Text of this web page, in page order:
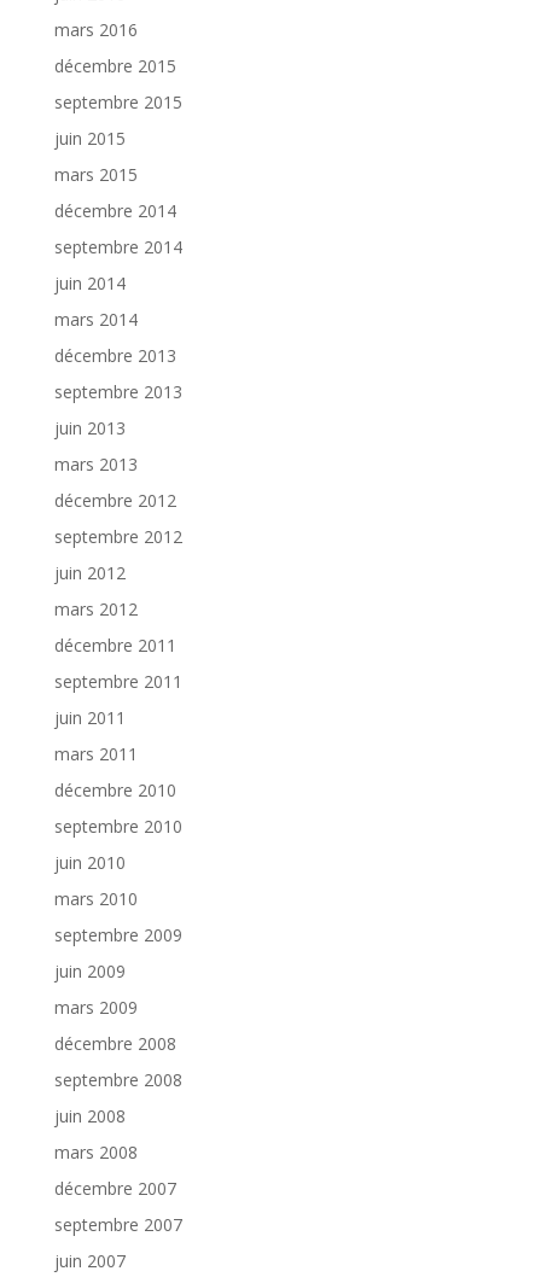
mars 2016
décembre 2015
septembre 2015
juin 2015
mars 2015
décembre 2014
septembre 2014
juin 2014
mars 2014
décembre 2013
septembre 2013
juin 2013
mars 2013
décembre 2012
septembre 2012
juin 2012
mars 2012
décembre 2011
septembre 2011
juin 2011
mars 2011
décembre 2010
septembre 2010
juin 2010
mars 2010
septembre 2009
juin 2009
mars 2009
décembre 2008
septembre 2008
juin 2008
mars 2008
décembre 2007
septembre 2007
juin 2007